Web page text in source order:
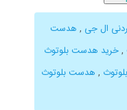
ال جی , هدست
,خرید هدست بلوتوث
, هدست بلوتوث